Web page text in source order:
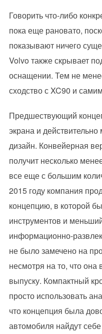
Говорить что-либо
пока еще рановато,
показывают ничего
Volvo также скрывает
оснащении. Тем не
сходство с XC90 и
Предшествующий
экрана и
дизайн. Конвейерная
получит несколько
все еще с большим
2015 году компания
концепцию, в которой
инструментов и
информационно-
не было замечено на
несмотря на то, что она
выпуску. Компактный
просто использовать
что концепция была
автомобиля найдут